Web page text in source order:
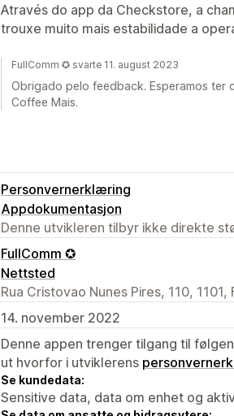
Através do app da Checkstore, a
trouxe muito mais estabilidade a
FullComm ✪ svarte 11. august 2023
Obrigado pelo feedback. Esperamos ter
Coffee Mais.
Personvernerklæring
Appdokumentasjon
Denne utvikleren tilbyr ikke direkte
FullComm ✪
Nettsted
Rua Cristovao Nunes Pires, 110,
14. november 2022
Denne appen trenger tilgang til
ut hvorfor i utviklerens
Se kundedata:
Sensitive data, data om enhet og